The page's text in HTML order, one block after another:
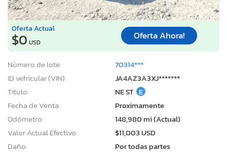
Oferta Actual
$0 USD
Oferta Ahora!
Número de lote:
70314***
ID vehicular (VIN):
JA4AZ3A3XJ*******
Título:
NE ST E
Fecha de Venta:
Proximamente
Odómetro:
148,980 mi (Actual)
Valor Actual Efectivo:
$11,003 USD
Daño:
Por todas partes